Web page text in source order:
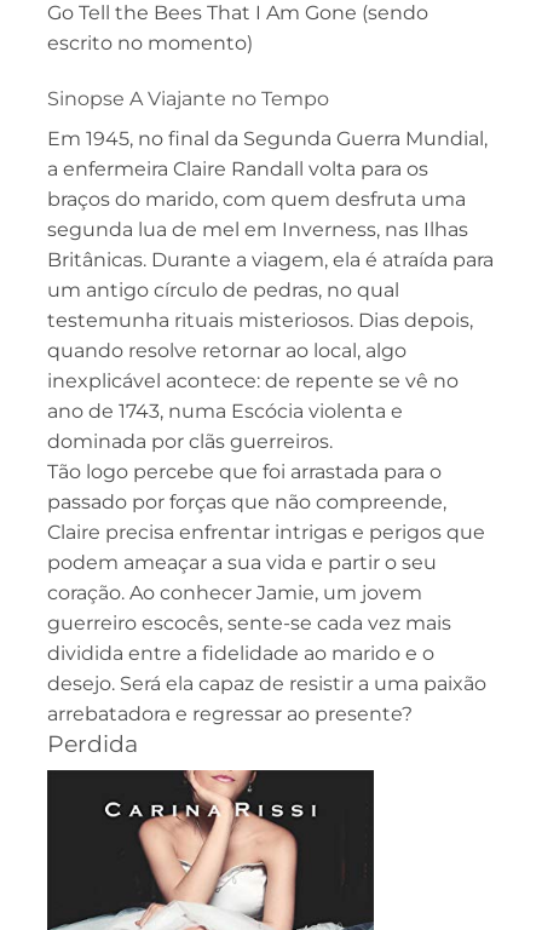
Go Tell the Bees That I Am Gone (sendo
escrito no momento)
Sinopse A Viajante no Tempo
Em 1945, no final da Segunda Guerra Mundial,
a enfermeira Claire Randall volta para os
braços do marido, com quem desfruta uma
segunda lua de mel em Inverness, nas Ilhas
Britânicas. Durante a viagem, ela é atraída para
um antigo círculo de pedras, no qual
testemunha rituais misteriosos. Dias depois,
quando resolve retornar ao local, algo
inexplicável acontece: de repente se vê no
ano de 1743, numa Escócia violenta e
dominada por clãs guerreiros.
Tão logo percebe que foi arrastada para o
passado por forças que não compreende,
Claire precisa enfrentar intrigas e perigos que
podem ameaçar a sua vida e partir o seu
coração. Ao conhecer Jamie, um jovem
guerreiro escocês, sente-se cada vez mais
dividida entre a fidelidade ao marido e o
desejo. Será ela capaz de resistir a uma paixão
arrebatadora e regressar ao presente?
Perdida